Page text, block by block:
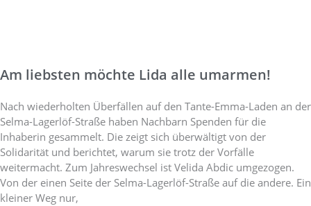
Am liebsten möchte Lida alle umarmen!
Nach wiederholten Überfällen auf den Tante-Emma-Laden an der
Selma-Lagerlöf-Straße haben Nachbarn Spenden für die
Inhaberin gesammelt. Die zeigt sich überwältigt von der
Solidarität und berichtet, warum sie trotz der Vorfälle
weitermacht. Zum Jahreswechsel ist Velida Abdic umgezogen.
Von der einen Seite der Selma-Lagerlöf-Straße auf die andere. Ein
kleiner Weg nur,